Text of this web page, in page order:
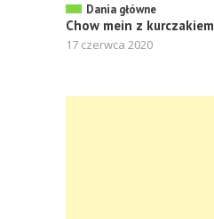
Dania główne
Chow mein z kurczakiem
17 czerwca 2020